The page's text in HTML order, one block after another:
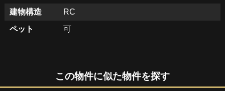
建物構造
RC
ペット
可
この物件に似た物件を探す